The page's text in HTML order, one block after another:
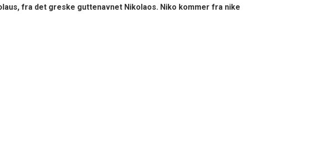
fra det greske guttenavnet Nikolaos. Niko kommer fra nike